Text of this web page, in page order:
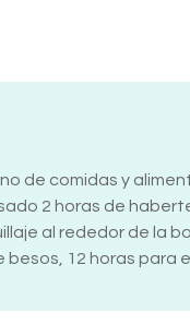
de comidas y
2 horas de
al rededor de la
besos, 12 horas para